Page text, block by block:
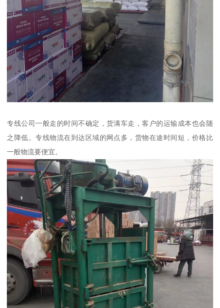
专线公司一般走的时间不确定，货满车走，客户的运输成本也会随
之降低。专线物流在到达区域的网点多，货物在途时间短，价格比
一般物流要便宜。